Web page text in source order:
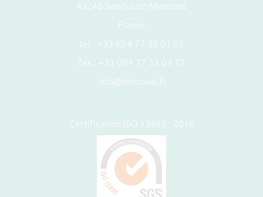
43240 Saint-Just-Malmont
France
tel : +33 (0)4 77 35 03 03
fax : +33 (0)4 77 35 03 19
info@microval.fr
Certification ISO 13485 : 2016